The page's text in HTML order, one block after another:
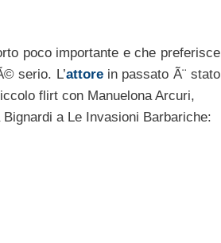
poco importante e che preferisce
serio. L’attorein passato Ã¨ stato
flirt con Manuelona Arcuri,
a Le Invasioni Barbariche: